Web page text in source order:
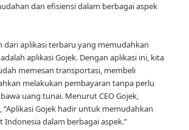
dan efisiensi dalam berbagai aspek
dari aplikasi terbaru yang memudahkan
aplikasi Gojek. Dengan aplikasi ini, kita
memesan transportasi, membeli
melakukan pembayaran tanpa perlu
uang tunai. Menurut CEO Gojek,
“Aplikasi Gojek hadir untuk memudahkan
Indonesia dalam berbagai aspek.”